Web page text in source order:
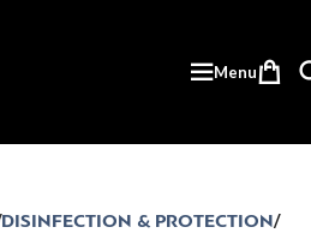
Menu
DISINFECTION & PROTECTION